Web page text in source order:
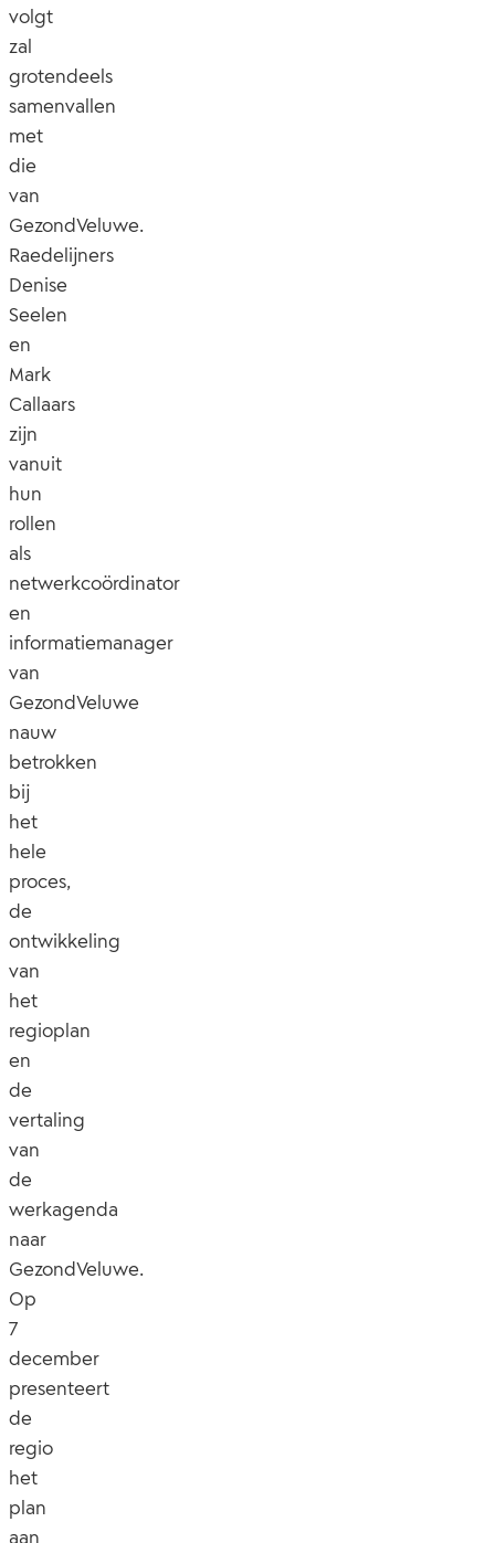
volgt
zal
grotendeels
samenvallen
met
die
van
GezondVeluwe.
Raedelijners
Denise
Seelen
en
Mark
Callaars
zijn
vanuit
hun
rollen
als
netwerkcoördinator
en
informatiemanager
van
GezondVeluwe
nauw
betrokken
bij
het
hele
proces,
de
ontwikkeling
van
het
regioplan
en
de
vertaling
van
de
werkagenda
naar
GezondVeluwe.
Op
7
december
presenteert
de
regio
het
plan
aan